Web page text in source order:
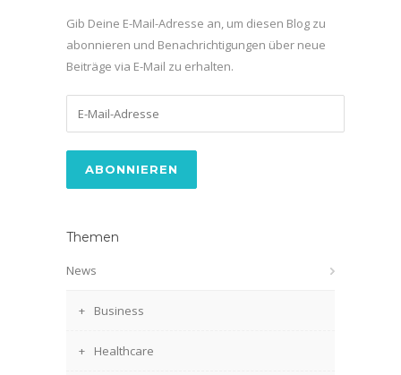
Gib Deine E-Mail-Adresse an, um diesen Blog zu
abonnieren und Benachrichtigungen über neue
Beiträge via E-Mail zu erhalten.
Adresse
Themen
News
Business
Healthcare